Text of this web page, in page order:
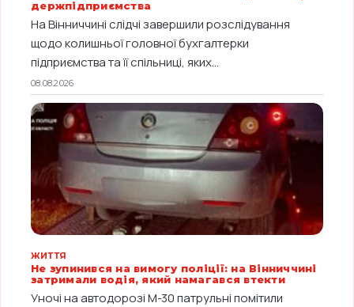
держпідприємства
На Вінниччині слідчі завершили розслідування
щодо колишньої головної бухгалтерки
підприємства та її спільниці, яких...
08.08.2026
ЖИТТЯ
Не зупинився на вимогу поліції: на Вінниччині
затримали водія, який намагався втекти
Уночі на автодорозі М-30 патрульні помітили